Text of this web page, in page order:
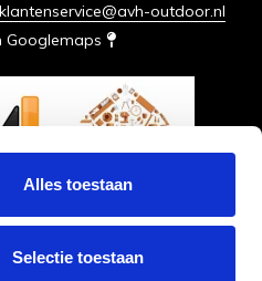
Alles toestaan
Selectie toestaan
klantenservice@avh-outdoor.nl
Googlemaps